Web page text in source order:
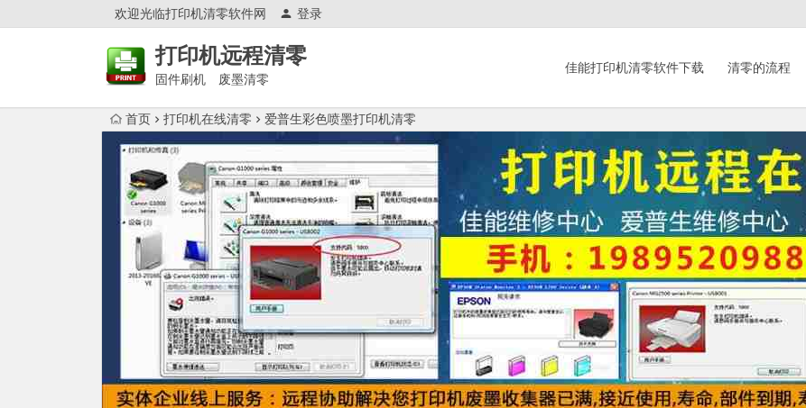
欢迎光临打印机清零软件网 登录
打印机远程清零
固件刷机 废墨清零
佳能打印机清零软件下载 清零的流程
首页 打印机在线清零 爱普生彩色喷墨打印机清零